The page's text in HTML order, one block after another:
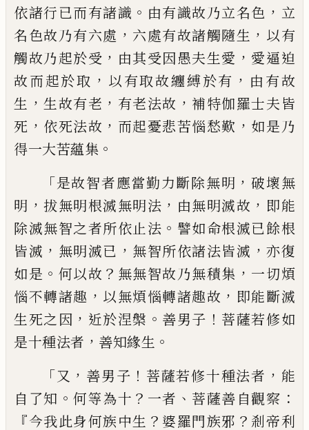
依諸行已而有諸識 。 由有識故乃立名色 ， 立
名色故乃有六處 ， 六處有故諸觸隨生 ， 以有
觸故乃起於受 ， 由其受因愚夫生愛 ，愛逼迫
故而起於取 ， 以有取故纏縛於有 ， 由有故
生 ，生故有老 ， 有老法故 ， 補特伽羅士夫皆
死 ， 依死法故 ， 而起憂悲苦惱愁歎 ， 如是乃
得一大苦蘊集 。
「是故智者應當勤力斷除無明 ，破壞無
明 ，拔無明根滅無明法 ， 由無明滅故 ， 即能
除滅無智之者所依止法 。 譬如命根滅已餘根
皆滅 ， 無明滅已 ， 無智所依諸法皆滅 ，亦復
如是 。 何以故 ？ 無無智故乃無積集 ， 一切煩
惱不轉諸趣 ， 以無煩惱轉諸趣故 ， 即能斷滅
生死之因 ， 近於涅槃 。 善男子 ！ 菩薩若修如
是十種法者 ， 善知緣生 。
「又 ， 善男子 ！ 菩薩若修十種法者 ， 能
自了知 。何等為十 ？ 一者 、 菩薩善自觀察 ：
『今我此身何族中生 ？ 婆羅門族邪 ？ 剎帝利